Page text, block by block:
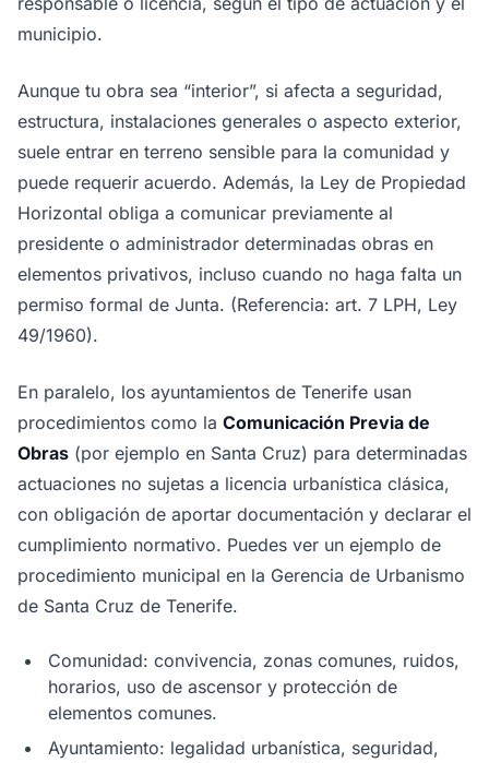
municipio.
Aunque tu obra sea “interior”, si afecta a seguridad,
estructura, instalaciones generales o aspecto exterior,
suele entrar en terreno sensible para la comunidad y
puede requerir acuerdo. Además, la Ley de Propiedad
Horizontal obliga a comunicar previamente al
presidente o administrador determinadas obras en
elementos privativos, incluso cuando no haga falta un
permiso formal de Junta. (Referencia: art. 7 LPH, Ley
49/1960).
En paralelo, los ayuntamientos de Tenerife usan
procedimientos como la Comunicación Previa de
Obras (por ejemplo en Santa Cruz) para determinadas
actuaciones no sujetas a licencia urbanística clásica,
con obligación de aportar documentación y declarar el
cumplimiento normativo. Puedes ver un ejemplo de
procedimiento municipal en la Gerencia de Urbanismo
de Santa Cruz de Tenerife.
Comunidad: convivencia, zonas comunes, ruidos,
horarios, uso de ascensor y protección de
elementos comunes.
Ayuntamiento: legalidad urbanística, seguridad,